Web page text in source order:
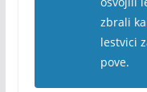
zbrali
lestvici
pove.